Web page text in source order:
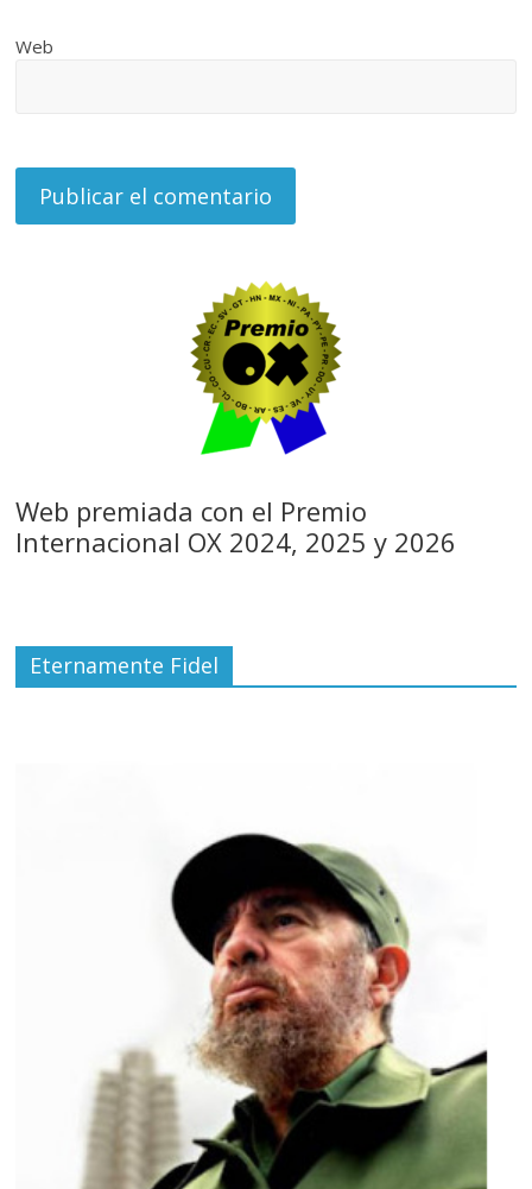
Web
Web premiada con el Premio
Internacional OX 2024, 2025 y 2026
Eternamente Fidel